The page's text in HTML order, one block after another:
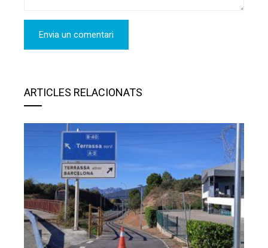
ARTICLES RELACIONATS